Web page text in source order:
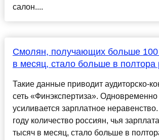
салон....
Смолян, получающих больше 100
в месяц, стало больше в полтора
Такие данные приводит аудиторско-
сеть «Финэкспертиза». Одновременно
усиливается зарплатное
году количество россиян, чья
тысяч в месяц, стало больше в